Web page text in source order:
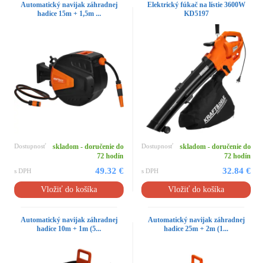
Automatický navijak záhradnej
hadice 15m + 1,5m ...
Dostupnosť
skladom - doručenie do
72 hodín
s DPH 49.32 €
Vložiť do košíka
Elektrický fúkač na lístie 3600W
KD5197
Dostupnosť
skladom - doručenie do
72 hodín
s DPH 32.84 €
Vložiť do košíka
Automatický navijak záhradnej
hadice 10m + 1m (5...
Automatický navijak záhradnej
hadice 25m + 2m (1...